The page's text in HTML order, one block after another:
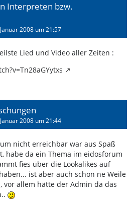
Interpreten bzw.
2008 um 21:57
Lied und Video aller Zeiten :
2008 um 21:44
nicht erreichbar war aus Spaß
habe da ein Thema im eidosforum
fies über die Lookalikes auf
ist aber auch schon ne Weile
vor allem hätte der Admin da das